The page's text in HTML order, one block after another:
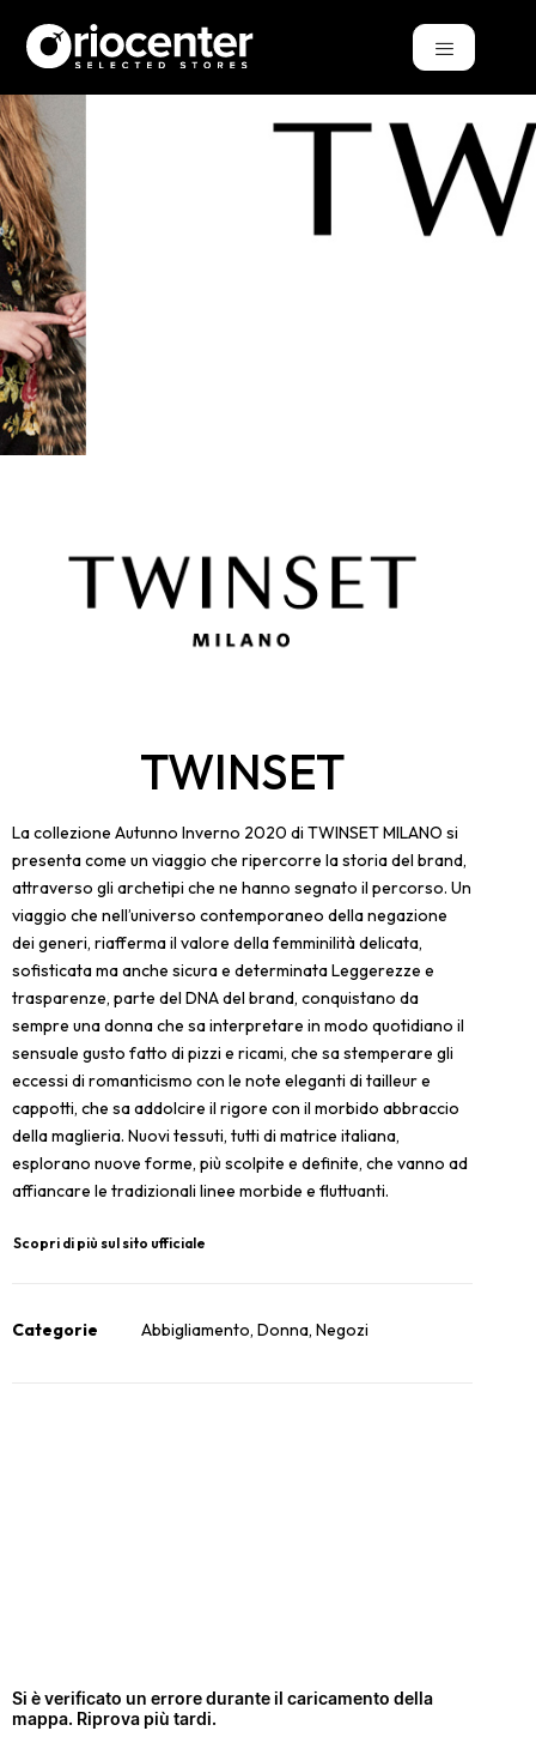
TWINSET
La collezione Autunno Inverno 2020 di TWINSET MILANO si
presenta come un viaggio che ripercorre la storia del brand,
attraverso gli archetipi che ne hanno segnato il percorso. Un
viaggio che nell’universo contemporaneo della negazione
dei generi, riafferma il valore della femminilità delicata,
sofisticata ma anche sicura e determinata Leggerezze e
trasparenze, parte del DNA del brand, conquistano da
sempre una donna che sa interpretare in modo quotidiano il
sensuale gusto fatto di pizzi e ricami, che sa stemperare gli
eccessi di romanticismo con le note eleganti di tailleur e
cappotti, che sa addolcire il rigore con il morbido abbraccio
della maglieria. Nuovi tessuti, tutti di matrice italiana,
esplorano nuove forme, più scolpite e definite, che vanno ad
affiancare le tradizionali linee morbide e fluttuanti.
Scopri di più sul sito ufficiale
Categorie Abbigliamento, Donna, Negozi